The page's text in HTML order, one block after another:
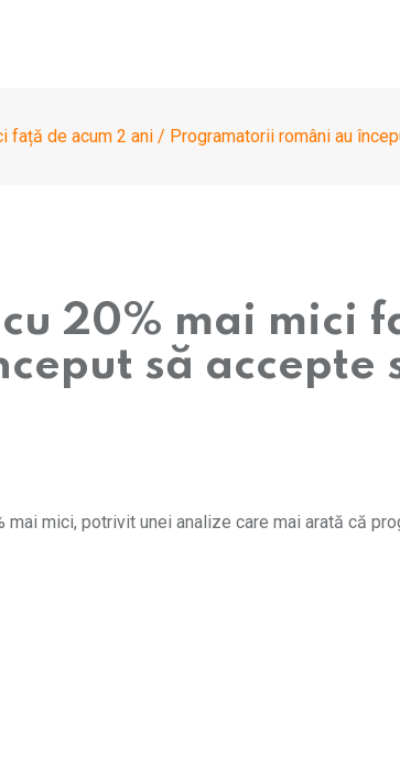
față de acum 2 ani / Programatorii români au
20% mai mici
să accepte
mici, potrivit unei analize care mai arată că